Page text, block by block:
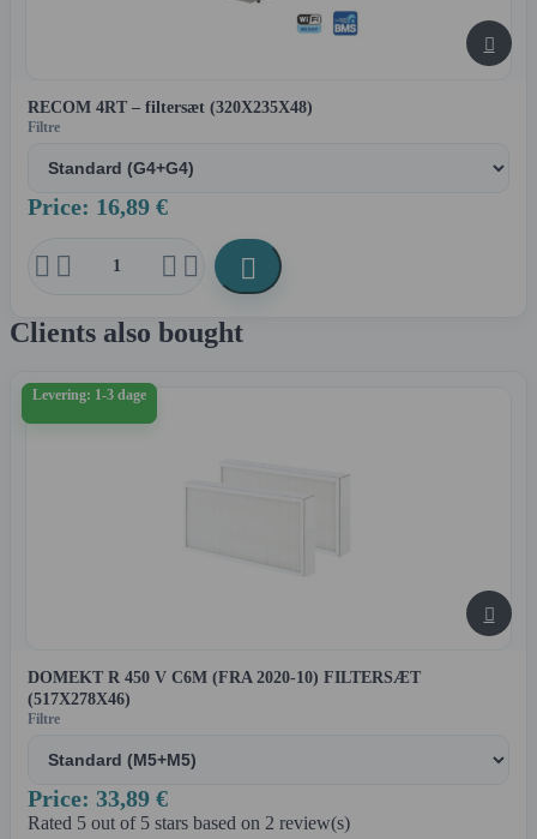

RECOM 4RT – filtersæt (320X235X48)
Filtre
Price: 16,89 €
    
Clients also bought
Levering: 1-3 dage

DOMEKT R 450 V C6M (FRA 2020-10) FILTERSÆT
(517X278X46)
Filtre
Price: 33,89 €
Rated 5 out of 5 stars based on 2 review(s)